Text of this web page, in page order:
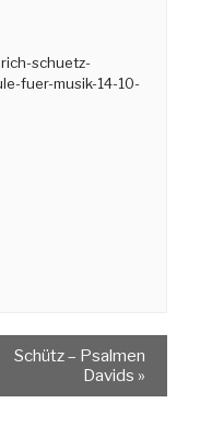
schuetz-
fuer-musik-14-10-
Schütz – Psalmen
Davids »